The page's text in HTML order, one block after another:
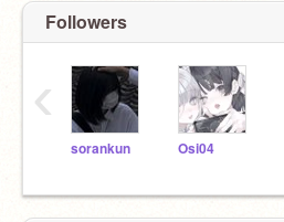
Followers
sorankun Osi04
‹